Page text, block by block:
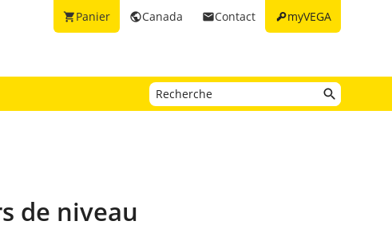
keymyVEGA
emailContact
publicCanada
shopping_cartPanier
de niveau